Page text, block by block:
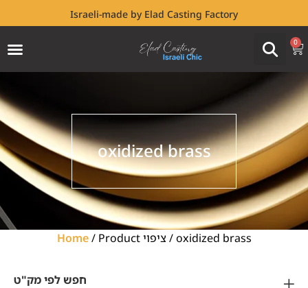
Israeli-made by Elad Casting Factory
0
oxidized brass
Home / Product ציפוי / oxidized brass
חפש לפי מק"ט